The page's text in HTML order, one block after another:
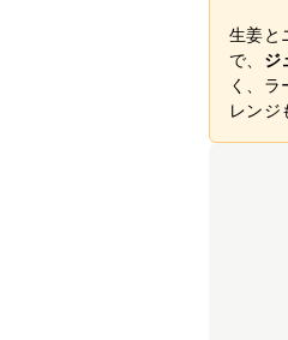
生姜と
で、 ジ
く、ラ
レンジ